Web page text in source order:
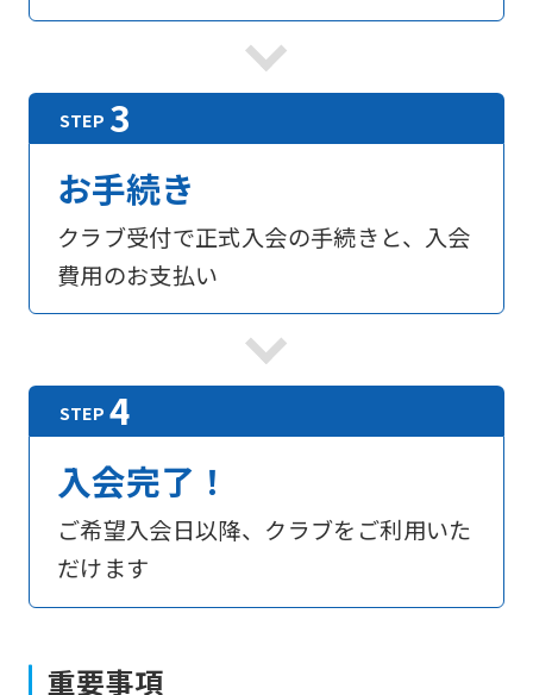
お手続き
クラブ受付で正式入会の手続きと、入会
費用のお支払い
入会完了！
ご希望入会日以降、クラブをご利用いた
だけます
重要事項
into
English.
below
automatic
translation)
to
top
However,